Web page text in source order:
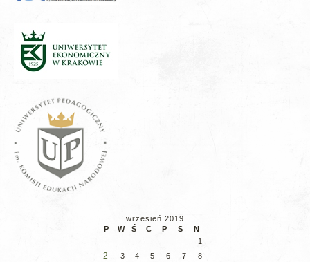
wrzesień 2019
P
W Ś C P S
N
1
2 3 4 5 6 7 8